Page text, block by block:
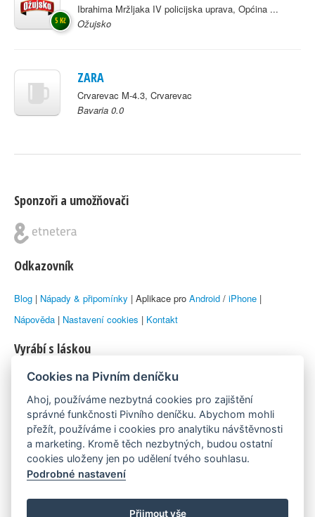
Ibrahima Mržljaka IV policijska uprava, Općina ...
Ožujsko
5 Kč
ZARA
Crvarevac M-4.3, Crvarevac
Bavaria 0.0
Sponzoři a umožňovači
Odkazovník
Blog | Nápady & připomínky | Aplikace pro Android / iPhone |
Nápověda | Nastavení cookies | Kontakt
Vyrábí s láskou
© 2010–2026 byLukáš Zemanaka Emka
Máme rádi
Pivní.info
Poznámka pod čarou
Pivní deníček je nezávislý zdroj, který není spjat s žádným
Cookies na Pivním deníčku
Ahoj, používáme nezbytná cookies pro zajištění
správné funkčnosti Pivního deníčku. Abychom mohli
přežít, používáme i cookies pro analytiku návštěvnosti
a marketing. Kromě těch nezbytných, budou ostatní
cookies uloženy jen po udělení tvého souhlasu.
Podrobné nastavení
Přijmout vše